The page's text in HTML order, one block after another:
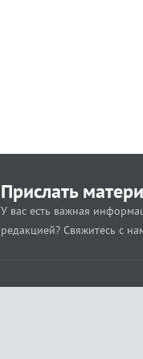
Прислать
У вас есть важная
редакцией? Свяжитесь с